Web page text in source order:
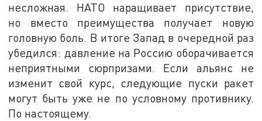
несложная. НАТО наращивает присутствие,
но вместо преимущества получает новую
головную боль. В итоге Запад в очередной раз
убедился: давление на Россию оборачивается
неприятными сюрпризами. Если альянс не
изменит свой курс, следующие пуски ракет
могут быть уже не по условному противнику.
По настоящему.